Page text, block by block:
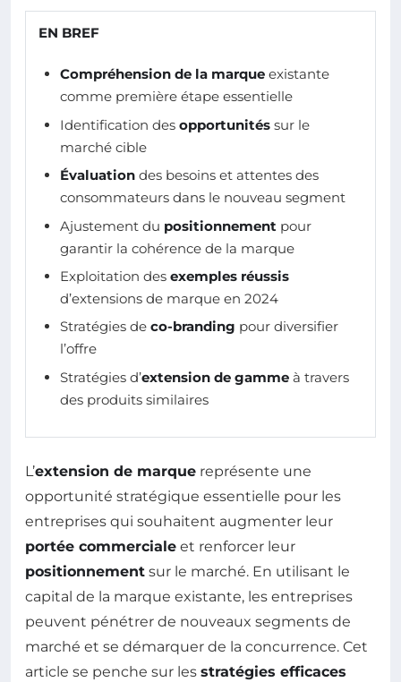
EN BREF
Compréhension de la marque existante
comme première étape essentielle
Identification des opportunités sur le
marché cible
Évaluation des besoins et attentes des
consommateurs dans le nouveau segment
Ajustement du positionnement pour
garantir la cohérence de la marque
Exploitation des exemples réussis
d’extensions de marque en 2024
Stratégies de co-branding pour diversifier
l’offre
Stratégies d’extension de gamme à travers
des produits similaires
L’extension de marque représente une
opportunité stratégique essentielle pour les
entreprises qui souhaitent augmenter leur
portée commerciale et renforcer leur
positionnement sur le marché. En utilisant le
capital de la marque existante, les entreprises
peuvent pénétrer de nouveaux segments de
marché et se démarquer de la concurrence. Cet
article se penche sur les stratégies efficaces